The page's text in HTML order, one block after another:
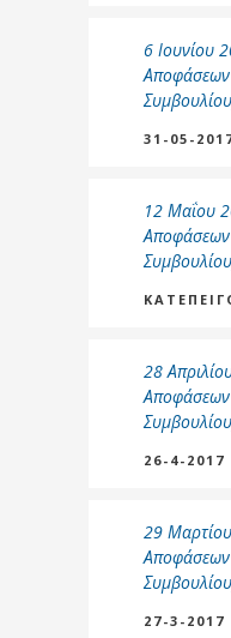
6 Ιουνίου
Αποφάσεων
31-05-
12 Μαΐου
Αποφάσεων
28
Αποφάσεων
26-4-2017
29
Αποφάσεων
27-3-2017